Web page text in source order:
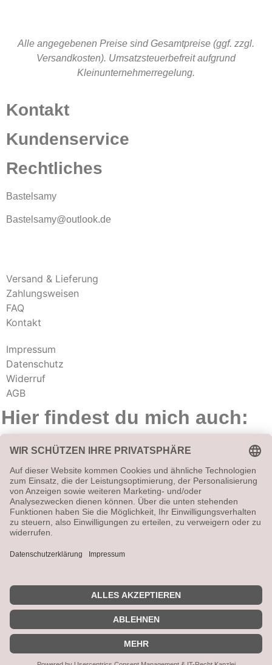
Alle angegebenen Preise sind Gesamtpreise (ggf. zzgl.
Versandkosten). Umsatzsteuerbefreit aufgrund
Kleinunternehmerregelung.
Kontakt
Kundenservice
Rechtliches
Bastelsamy
Bastelsamy@outlook.de
Versand & Lieferung
Zahlungsweisen
FAQ
Kontakt
Impressum
Datenschutz
Widerruf
AGB
Hier findest du mich auch:
Alle angegebenen Preise sind Gesamtpreise (ggf. zzgl.
Versandkosten). Umsatzsteuerbefreit aufgrund